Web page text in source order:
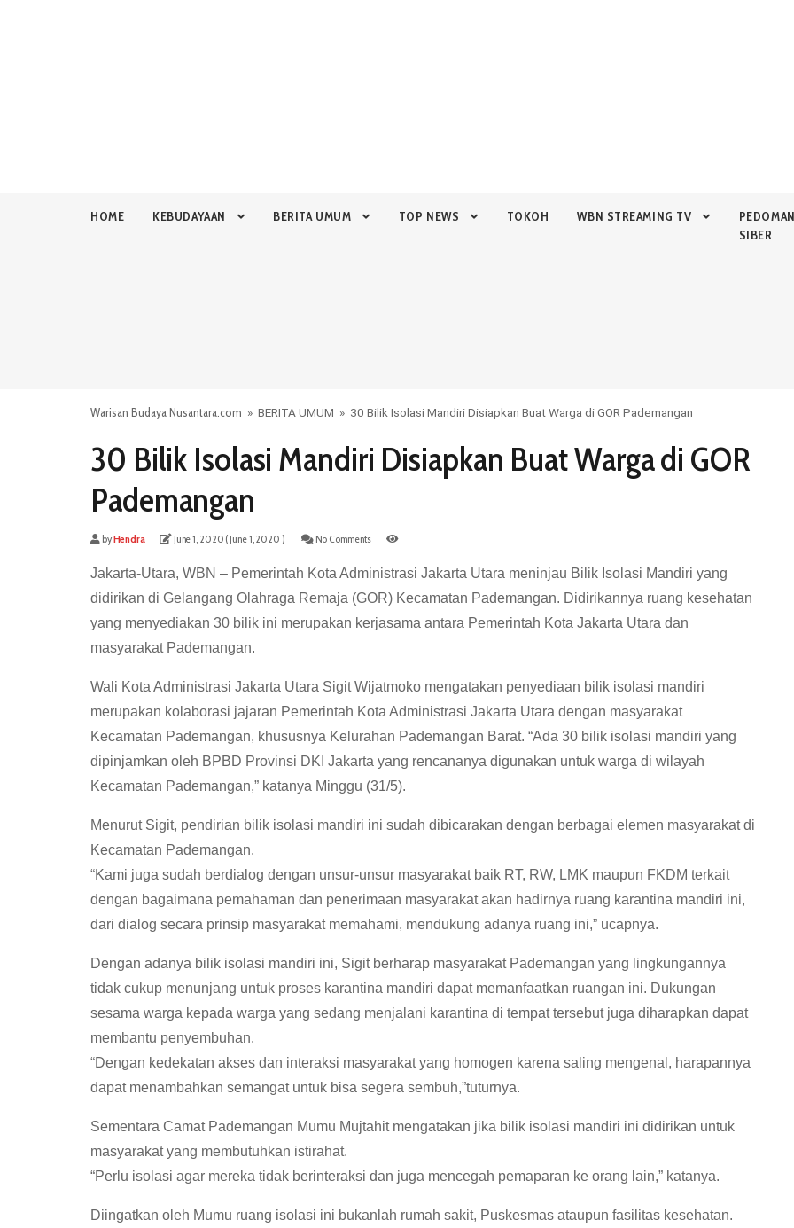
HOME KEBUDAYAAN BERITA UMUM TOP NEWS TOKOH WBN STREAMING TV
PEDOMAN
SIBER
Warisan Budaya Nusantara.com » BERITA UMUM » 30 Bilik Isolasi Mandiri Disiapkan Buat Warga di GOR Pademangan
30 Bilik Isolasi Mandiri Disiapkan Buat Warga di GOR
Pademangan
byHendra June 1, 2020 ( June 1, 2020 ) No Comments
Jakarta-Utara, WBN – Pemerintah Kota Administrasi Jakarta Utara meninjau Bilik Isolasi Mandiri yang
didirikan di Gelangang Olahraga Remaja (GOR) Kecamatan Pademangan. Didirikannya ruang kesehatan
yang menyediakan 30 bilik ini merupakan kerjasama antara Pemerintah Kota Jakarta Utara dan
masyarakat Pademangan.
Wali Kota Administrasi Jakarta Utara Sigit Wijatmoko mengatakan penyediaan bilik isolasi mandiri
merupakan kolaborasi jajaran Pemerintah Kota Administrasi Jakarta Utara dengan masyarakat
Kecamatan Pademangan, khususnya Kelurahan Pademangan Barat. “Ada 30 bilik isolasi mandiri yang
dipinjamkan oleh BPBD Provinsi DKI Jakarta yang rencananya digunakan untuk warga di wilayah
Kecamatan Pademangan,” katanya Minggu (31/5).
Menurut Sigit, pendirian bilik isolasi mandiri ini sudah dibicarakan dengan berbagai elemen masyarakat di
Kecamatan Pademangan.
“Kami juga sudah berdialog dengan unsur-unsur masyarakat baik RT, RW, LMK maupun FKDM terkait
dengan bagaimana pemahaman dan penerimaan masyarakat akan hadirnya ruang karantina mandiri ini,
dari dialog secara prinsip masyarakat memahami, mendukung adanya ruang ini,” ucapnya.
Dengan adanya bilik isolasi mandiri ini, Sigit berharap masyarakat Pademangan yang lingkungannya
tidak cukup menunjang untuk proses karantina mandiri dapat memanfaatkan ruangan ini. Dukungan
sesama warga kepada warga yang sedang menjalani karantina di tempat tersebut juga diharapkan dapat
membantu penyembuhan.
“Dengan kedekatan akses dan interaksi masyarakat yang homogen karena saling mengenal, harapannya
dapat menambahkan semangat untuk bisa segera sembuh,”tuturnya.
Sementara Camat Pademangan Mumu Mujtahit mengatakan jika bilik isolasi mandiri ini didirikan untuk
masyarakat yang membutuhkan istirahat.
“Perlu isolasi agar mereka tidak berinteraksi dan juga mencegah pemaparan ke orang lain,” katanya.
Diingatkan oleh Mumu ruang isolasi ini bukanlah rumah sakit, Puskesmas ataupun fasilitas kesehatan.